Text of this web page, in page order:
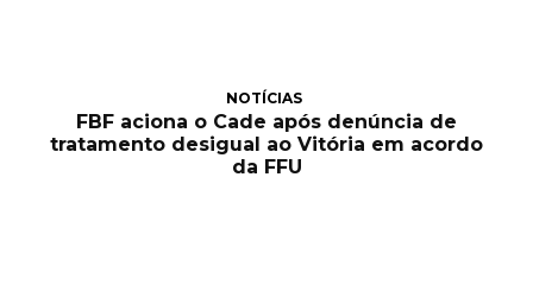
NOTÍCIAS
FBF aciona o Cade após denúncia de
tratamento desigual ao Vitória em acordo
da FFU